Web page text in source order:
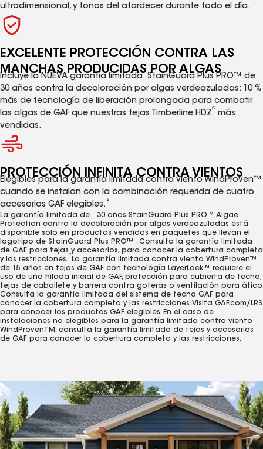
ultradimensional, y tonos del atardecer durante todo el día.
EXCELENTE PROTECCIÓN CONTRA LAS
MANCHAS PRODUCIDAS POR ALGAS
Incluye la NUEVA garantía limitada
1
StainGuard Plus PRO™ de
30 años contra la decoloración por algas verdeazuladas: 10 %
más de tecnología de liberación prolongada para combatir
las algas de GAF que nuestras tejas Timberline HDZ
®
más
vendidas.
PROTECCIÓN INFINITA CONTRA VIENTOS
Elegibles para la garantía limitada contra viento WindProven™
cuando se instalan con la combinación requerida de cuatro
accesorios GAF elegibles.
2
La garantía limitada de
1
30 años StainGuard Plus PRO™ Algae
Protection contra la decoloración por algas verdeazuladas está
disponible solo en productos vendidos en paquetes que llevan el
logotipo de StainGuard Plus PRO™ . Consulta la garantía limitada
de GAF para tejas y accesorios, para conocer la cobertura completa
y las restricciones.
2
La garantía limitada contra viento WindProven™
de 15 años en tejas de GAF con tecnología LayerLock™ requiere el
uso de una hilada inicial de GAF, protección para cubierta de techo,
tejas de caballete y barrera contra goteras o ventilación para ático.
Consulta la garantía limitada del sistema de techo GAF para
conocer la cobertura completa y las restricciones. Visita GAF.com/LRS
para conocer los productos GAF elegibles. En el caso de
instalaciones no elegibles para la garantía limitada contra viento
WindProvenTM, consulta la garantía limitada de tejas y accesorios
de GAF para conocer la cobertura completa y las restricciones.